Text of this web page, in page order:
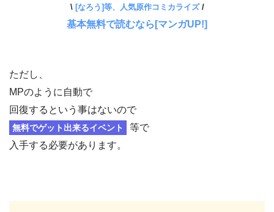
\ [なろう]等、人気原作コミカライズ/
基本無料で読むなら[マンガUP!]
ただし、
MPのように自動で
回復するという事はないので
無料でゲット出来るイベント
等で
入手する必要があります。